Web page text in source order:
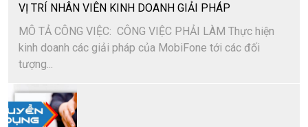
VỊ TRÍ NHÂN VIÊN KINH DOANH GIẢI PHÁP
MÔ TẢ CÔNG VIỆC: CÔNG VIỆC PHẢI LÀM Thực hiện
kinh doanh các giải pháp của MobiFone tới các đối
tượng...